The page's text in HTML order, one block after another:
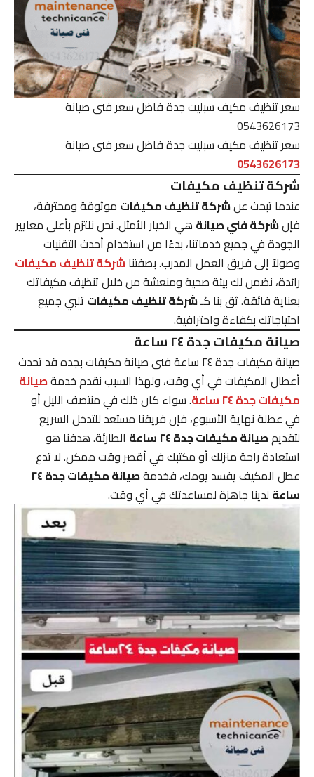
سعر تنظيف مكيف سبليت جدة فاضل سعر فنى صيانة
0543626173
سعر تنظيف مكيف سبليت جدة فاضل سعر فنى صيانة
0543626173
شركة تنظيف مكيفات
عندما تبحث عنشركة تنظيف مكيفات موثوقة ومحترفة،
فإنشركة فني صيانة هي الخيار الأمثل. نحن نلتزم بأعلى معايير
الجودة في جميع خدماتنا، بدءًا من استخدام أحدث التقنيات
وصولاً إلى فريق العمل المدرب. بصفتناشركة تنظيف مكيفات
رائدة، نضمن لك بيئة صحية ومنعشة من خلال تنظيف مكيفاتك
بعناية فائقة. ثق بنا كـشركة تنظيف مكيفات تلبي جميع
احتياجاتك بكفاءة واحترافية.
صيانة مكيفات جدة ٢٤ ساعة
صيانة مكيفات جدة ٢٤ ساعة فنى صيانة مكيفات بجده قد تحدث
أعطال المكيفات في أي وقت، ولهذا السبب نقدم خدمةصيانة
مكيفات جدة ٢٤ ساعة
. سواء كان ذلك في منتصف الليل أو
في عطلة نهاية الأسبوع، فإن فريقنا مستعد للتدخل السريع
لتقديمصيانة مكيفات جدة ٢٤ ساعة
الطارئة. هدفنا هو
استعادة راحة منزلك أو مكتبك في أقصر وقت ممكن. لا تدع
عطل المكيف يفسد يومك، فخدمة
صيانة مكيفات جدة ٢٤
ساعة لدينا جاهزة لمساعدتك في أي وقت.